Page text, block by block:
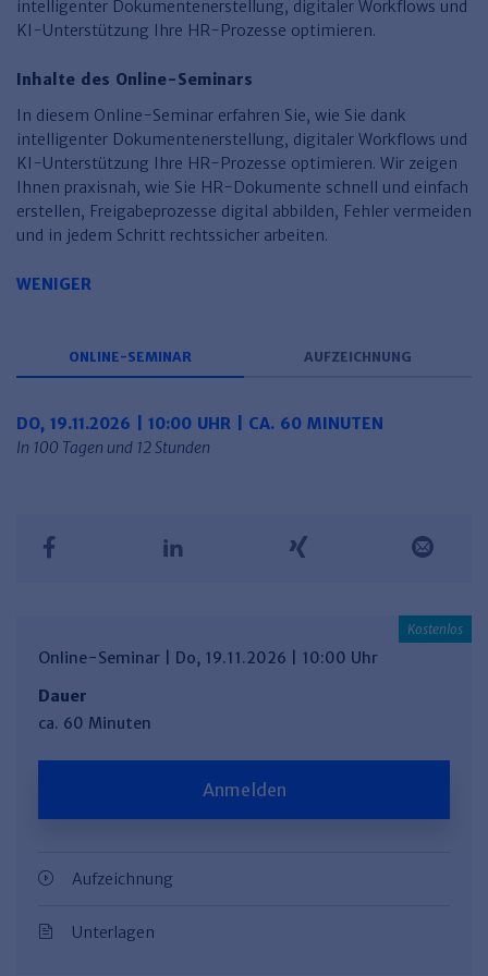
Personalmanagement und
Organisation
Talentmanagement
Persönlichkeitsentwicklung
Entgeltabrechnung
Steuerkanzlei und Gebühren
Software und Tools
Familien- und Erbrecht
Miet- und WE-Recht
Rechtsanwaltskanzlei und Gebühren
Verkehrsrecht
Wirtschaftsrecht
Sozialrecht
Insolvenzrecht
Miet- und Bestandsverwaltung
WEG-Verwaltung
Wohnungswirtschaft
Immobilienverwaltung
Finden Sie Ihr Thema
TV-L
TVöD
Kommunale Finanzen
SGB & Sozialwesen
Finden Sie Ihr Thema
Arbeitsschutz
Betriebliches
Gesundheitsmanagement
Produktpräsentationen
Finden Sie Ihr Thema
Haufe Personal Office
Haufe Zeugnis Manager
Sozialrechtprodukte
Haufe Arbeitsschutz
Haufe Immobilien
intelligenter Dokumentenerstellung, digitaler Workflows und
KI-Unterstützung Ihre HR-Prozesse optimieren.
Inhalte des Online-Seminars
In diesem Online-Seminar erfahren Sie, wie Sie dank
intelligenter Dokumentenerstellung, digitaler Workflows und
KI-Unterstützung Ihre HR-Prozesse optimieren. Wir zeigen
Ihnen praxisnah, wie Sie HR-Dokumente schnell und einfach
erstellen, Freigabeprozesse digital abbilden, Fehler vermeiden
und in jedem Schritt rechtssicher arbeiten.
WENIGER
ONLINE-SEMINAR AUFZEICHNUNG
DO, 19.11.2026 | 10:00 UHR | CA. 60 MINUTEN
In 100 Tagen und 12 Stunden
Online-Seminar | Do, 19.11.2026 | 10:00 Uhr
Dauer
ca. 60 Minuten
Anmelden
Aufzeichnung
Unterlagen